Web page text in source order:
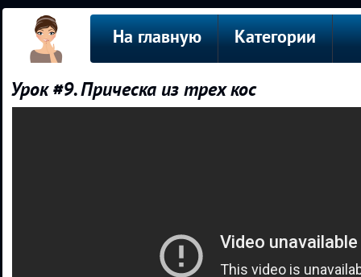
На главную Категории
Урок #9. Прическа из трех кос